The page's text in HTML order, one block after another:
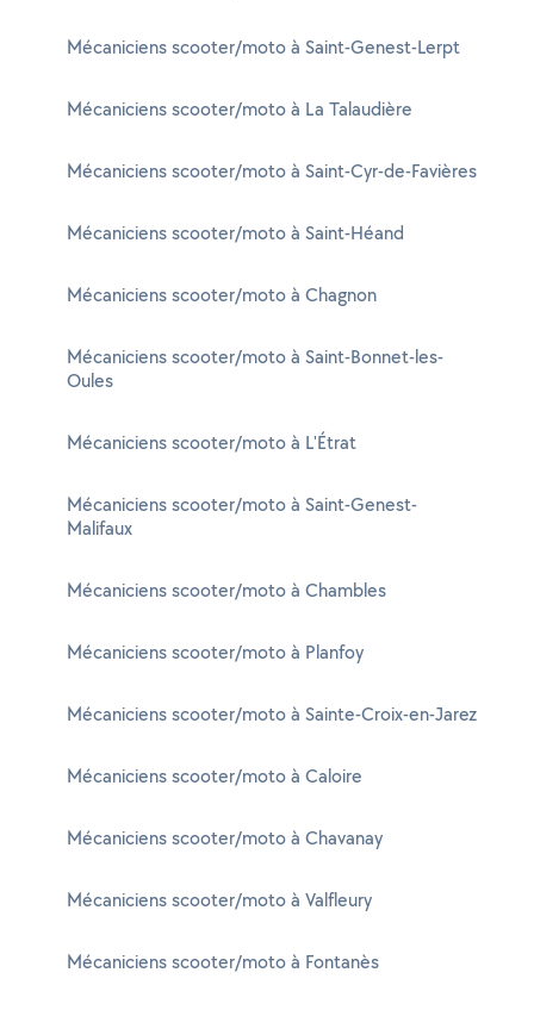
Mécaniciens scooter/moto à Saint-Genest-Lerpt
Mécaniciens scooter/moto à La Talaudière
Mécaniciens scooter/moto à Saint-Cyr-de-Favières
Mécaniciens scooter/moto à Saint-Héand
Mécaniciens scooter/moto à Chagnon
Mécaniciens scooter/moto à Saint-Bonnet-les-
Oules
Mécaniciens scooter/moto à L'Étrat
Mécaniciens scooter/moto à Saint-Genest-
Malifaux
Mécaniciens scooter/moto à Chambles
Mécaniciens scooter/moto à Planfoy
Mécaniciens scooter/moto à Sainte-Croix-en-Jarez
Mécaniciens scooter/moto à Caloire
Mécaniciens scooter/moto à Chavanay
Mécaniciens scooter/moto à Valfleury
Mécaniciens scooter/moto à Fontanès